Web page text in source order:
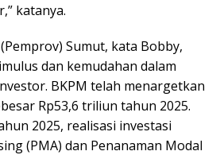
katanya.
Sumut, kata Bobby,
dan kemudahan dalam
BKPM telah menargetkan
Rp53,6 triliun tahun 2025.
2025, realisasi investasi
(PMA) dan Penanaman Modal